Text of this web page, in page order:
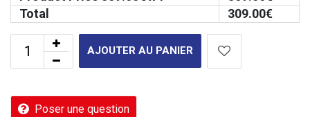
Total
309.00€
AJOUTER AU PANIER
Poser une question